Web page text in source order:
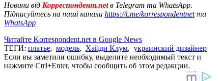
Новини від Корреспондент.netв Telegram та WhatsApp.
Підписуйтесь на наші канали https://t.me/korrespondentnetта
WhatsApp
Читайте Korrespondent.net в Google News
ТЕГИ: платье, модель, Хайди Клум, украинский дизайнер
Если вы заметили ошибку, выделите необходимый текст и
нажмите Ctrl+Enter, чтобы сообщить об этом редакции.